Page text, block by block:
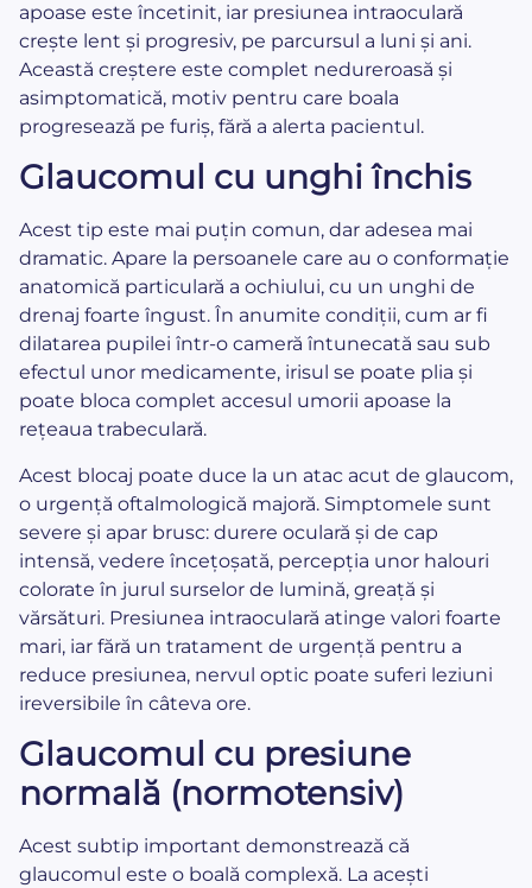
apoase este încetinit, iar presiunea intraoculară
crește lent și progresiv, pe parcursul a luni și ani.
Această creștere este complet nedureroasă și
asimptomatică, motiv pentru care boala
progresează pe furiș, fără a alerta pacientul.
Glaucomul cu unghi închis
Acest tip este mai puțin comun, dar adesea mai
dramatic. Apare la persoanele care au o conformație
anatomică particulară a ochiului, cu un unghi de
drenaj foarte îngust. În anumite condiții, cum ar fi
dilatarea pupilei într-o cameră întunecată sau sub
efectul unor medicamente, irisul se poate plia și
poate bloca complet accesul umorii apoase la
rețeaua trabeculară.
Acest blocaj poate duce la un atac acut de glaucom,
o urgență oftalmologică majoră. Simptomele sunt
severe și apar brusc: durere oculară și de cap
intensă, vedere încețoșată, percepția unor halouri
colorate în jurul surselor de lumină, greață și
vărsături. Presiunea intraoculară atinge valori foarte
mari, iar fără un tratament de urgență pentru a
reduce presiunea, nervul optic poate suferi leziuni
ireversibile în câteva ore.
Glaucomul cu presiune
normală (normotensiv)
Acest subtip important demonstrează că
glaucomul este o boală complexă. La acești